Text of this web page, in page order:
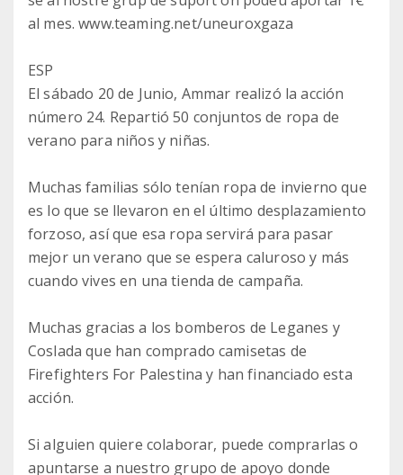
al mes. www.teaming.net/uneuroxgaza
ESP
El sábado 20 de Junio, Ammar realizó la acción
número 24. Repartió 50 conjuntos de ropa de
verano para niños y niñas.
Muchas familias sólo tenían ropa de invierno que
es lo que se llevaron en el último desplazamiento
forzoso, así que esa ropa servirá para pasar
mejor un verano que se espera caluroso y más
cuando vives en una tienda de campaña.
Muchas gracias a los bomberos de Leganes y
Coslada que han comprado camisetas de
Firefighters For Palestina y han financiado esta
acción.
Si alguien quiere colaborar, puede comprarlas o
apuntarse a nuestro grupo de apoyo donde